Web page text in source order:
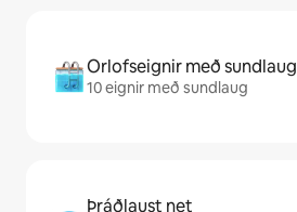
Orlofseignir með sundlaug
10 eignir með sundlaug
Þráðlaust net